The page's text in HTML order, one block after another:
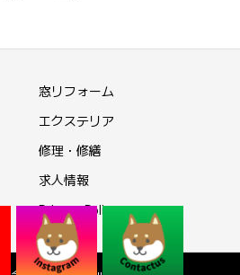
窓リフォーム
エクステリア
修理・修繕
求人情報
Privacy Policy